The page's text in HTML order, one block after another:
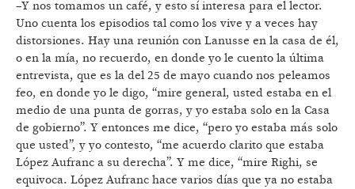
–Y nos tomamos un café, y esto sí interesa para el lector.
Uno cuenta los episodios tal como los vive y a veces hay
distorsiones. Hay una reunión con Lanusse en la casa de él,
o en la mía, no recuerdo, en donde yo le cuento la última
entrevista, que es la del 25 de mayo cuando nos peleamos
feo, en donde yo le digo, “mire general, usted estaba en el
medio de una punta de gorras, y yo estaba solo en la Casa
de gobierno”. Y entonces me dice, “pero yo estaba más solo
que usted”, y yo contesto, “me acuerdo clarito que estaba
López Aufranc a su derecha”. Y me dice, “mire Righi, se
equivoca. López Aufranc hace varios días que ya no estaba